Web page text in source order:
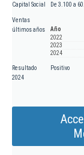
Capital Social De 3.100 a
Ventas
últimos años
Año
2022
2023
2024
Resultado
2024
Positivo